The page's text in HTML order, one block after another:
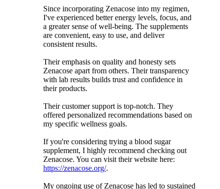
Since incorporating Zenacose into my regimen,
I've experienced better energy levels, focus, and
a greater sense of well-being. The supplements
are convenient, easy to use, and deliver
consistent results.
Their emphasis on quality and honesty sets
Zenacose apart from others. Their transparency
with lab results builds trust and confidence in
their products.
Their customer support is top-notch. They
offered personalized recommendations based on
my specific wellness goals.
If you're considering trying a blood sugar
supplement, I highly recommend checking out
Zenacose. You can visit their website here:
https://zenacose.org/.
My ongoing use of Zenacose has led to sustained